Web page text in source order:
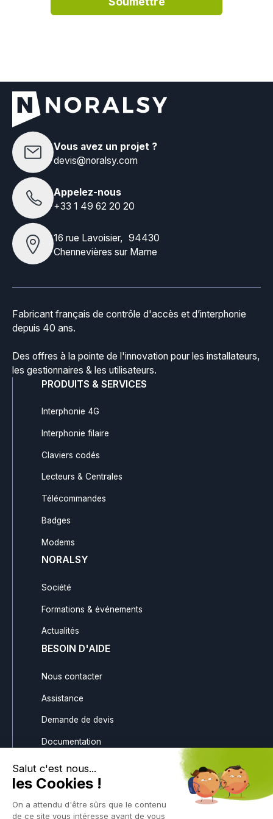
Vous avez un projet ?
devis@noralsy.com
Appelez-nous
+33 1 49 62 20 20
16 rue Lavoisier, 94430
Chennevières sur Marne
Fabricant français de contrôle d'accès et d’interphonie
depuis 40 ans.
Des offres à la pointe de l'innovation pour les installateurs,
les gestionnaires & les utilisateurs.
PRODUITS & SERVICES
Interphonie 4G
Interphonie filaire
Claviers codés
Lecteurs & Centrales
Télécommandes
Badges
Modems
NORALSY
Société
Formations & événements
Actualités
BESOIN D'AIDE
Nous contacter
Assistance
Demande de devis
Documentation
Téléchargements
Gestion des avoirs